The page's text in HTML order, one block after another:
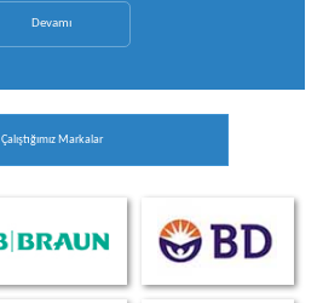
Devamı
Çalıştığımız Markalar